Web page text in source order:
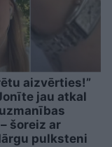
aizvērties!”
jau atkal
šoreiz ar
pulksteni